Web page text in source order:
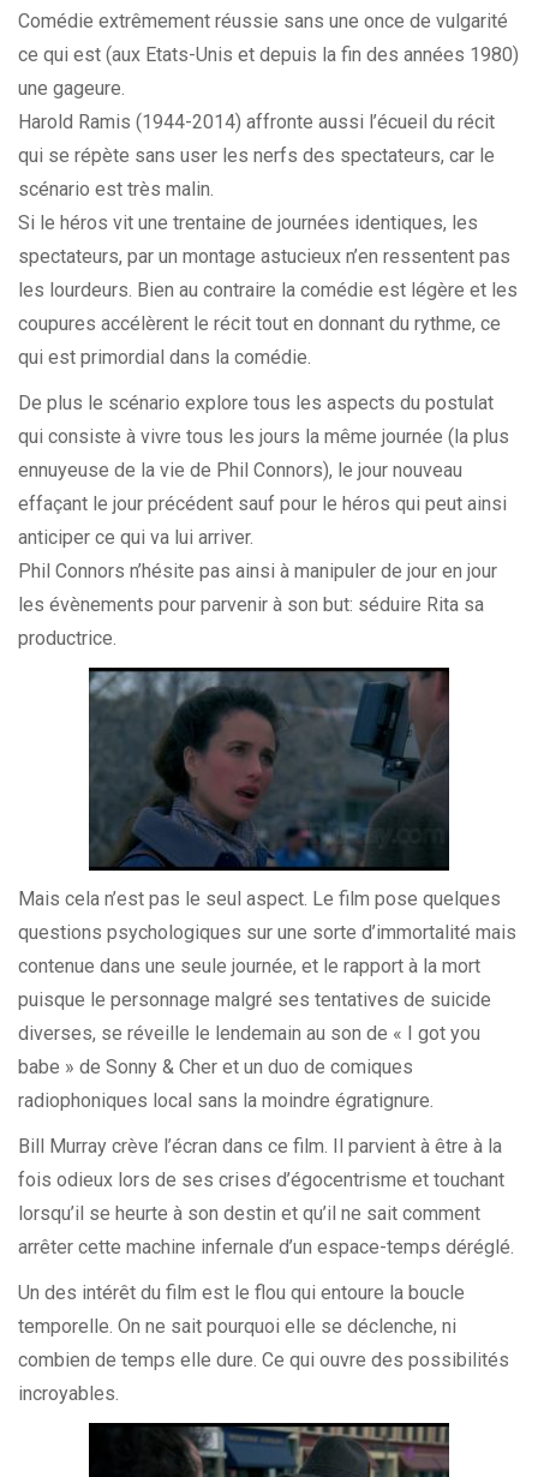
Comédie extrêmement réussie sans une once de vulgarité
ce qui est (aux Etats-Unis et depuis la fin des années 1980)
une gageure.
Harold Ramis (1944-2014) affronte aussi l’écueil du récit
qui se répète sans user les nerfs des spectateurs, car le
scénario est très malin.
Si le héros vit une trentaine de journées identiques, les
spectateurs, par un montage astucieux n’en ressentent pas
les lourdeurs. Bien au contraire la comédie est légère et les
coupures accélèrent le récit tout en donnant du rythme, ce
qui est primordial dans la comédie.
De plus le scénario explore tous les aspects du postulat
qui consiste à vivre tous les jours la même journée (la plus
ennuyeuse de la vie de Phil Connors), le jour nouveau
effaçant le jour précédent sauf pour le héros qui peut ainsi
anticiper ce qui va lui arriver.
Phil Connors n’hésite pas ainsi à manipuler de jour en jour
les évènements pour parvenir à son but: séduire Rita sa
productrice.
Mais cela n’est pas le seul aspect. Le film pose quelques
questions psychologiques sur une sorte d’immortalité mais
contenue dans une seule journée, et le rapport à la mort
puisque le personnage malgré ses tentatives de suicide
diverses, se réveille le lendemain au son de « I got you
babe » de Sonny & Cher et un duo de comiques
radiophoniques local sans la moindre égratignure.
Bill Murray crève l’écran dans ce film. Il parvient à être à la
fois odieux lors de ses crises d’égocentrisme et touchant
lorsqu’il se heurte à son destin et qu’il ne sait comment
arrêter cette machine infernale d’un espace-temps déréglé.
Un des intérêt du film est le flou qui entoure la boucle
temporelle. On ne sait pourquoi elle se déclenche, ni
combien de temps elle dure. Ce qui ouvre des possibilités
incroyables.